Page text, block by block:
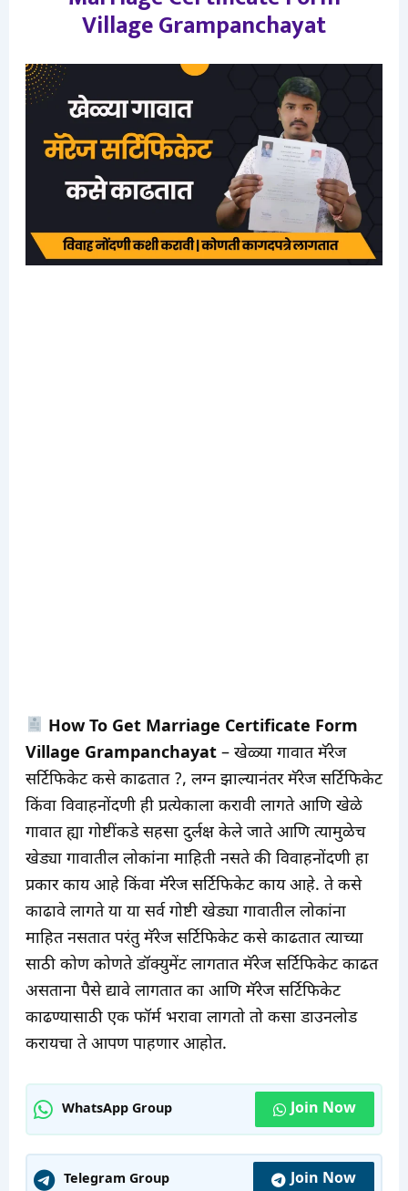
Village Grampanchayat
How To Get Marriage Certificate Form
Village Grampanchayat– खेळ्या गावात मॅरेज
सर्टिफिकेट कसे काढतात ?, लग्न झाल्यानंतर मॅरेज सर्टिफिकेट
किंवा विवाहनोंदणी ही प्रत्येकाला करावी लागते आणि खेळे
गावात ह्या गोष्टींकडे सहसा दुर्लक्ष केले जाते आणि त्यामुळेच
खेड्या गावातील लोकांना माहिती नसते की विवाहनोंदणी हा
प्रकार काय आहे किंवा मॅरेज सर्टिफिकेट काय आहे. ते कसे
काढावे लागते या या सर्व गोष्टी खेड्या गावातील लोकांना
माहित नसतात परंतु मॅरेज सर्टिफिकेट कसे काढतात त्याच्या
साठी कोण कोणते डॉक्युमेंट लागतात मॅरेज सर्टिफिकेट काढत
असताना पैसे द्यावे लागतात का आणि मॅरेज सर्टिफिकेट
काढण्यासाठी एक फॉर्म भरावा लागतो तो कसा डाउनलोड
करायचा ते आपण पाहणार आहोत.
WhatsApp Group Join Now
Telegram Group Join Now